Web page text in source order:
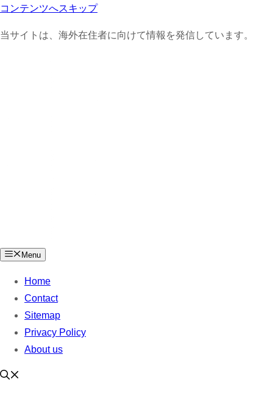
コンテンツへスキップ
当サイトは、海外在住者に向けて情報を発信しています。
Menu
Home
Contact
Sitemap
Privacy Policy
About us